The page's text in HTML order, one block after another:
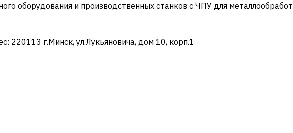
оборудования и производственных станков с ЧПУ для
г.Минск, ул.Лукьяновича, дом 10, корп.1